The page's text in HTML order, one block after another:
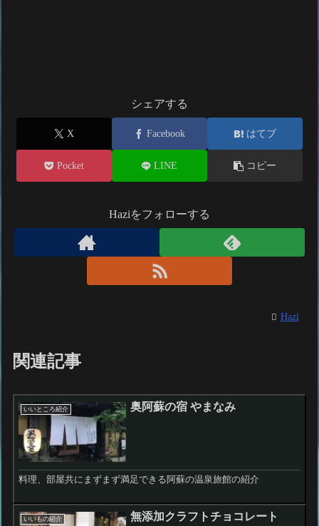
シェアする
X Facebook はてブ
Pocket LINE コピー
Haziをフォローする
Hazi
関連記事
いいところ紹介 奥阿蘇の宿 やまなみ
料理、部屋共にまずまず満足できる阿蘇の温泉旅館の紹介
いいもの紹介
無添加クラフトチョコレート